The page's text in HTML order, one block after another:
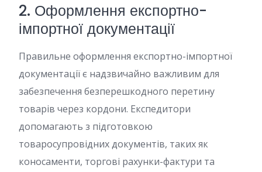
2. Оформлення експортно-
імпортної документації
Правильне оформлення експортно-імпортної
документації є надзвичайно важливим для
забезпечення безперешкодного перетину
товарів через кордони. Експедитори
допомагають з підготовкою
товаросупровідних документів, таких як
коносаменти, торгові рахунки-фактури та